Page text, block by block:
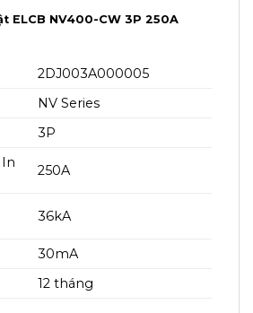
ELCB NV400-CW 3P 250A
2DJ003A000005
NV Series
3P
250A
36kA
30mA
12 tháng